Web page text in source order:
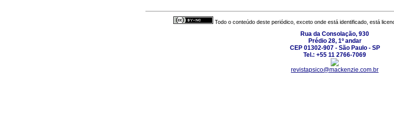
Todo o conteúdo deste periódico, exceto onde está identificado, está
Rua da Consolação, 930
Prédio 28, 1º andar
CEP 01302-907 - São Paulo - SP
Tel.: +55 11 2766-7069
revistapsico@mackenzie.com.br